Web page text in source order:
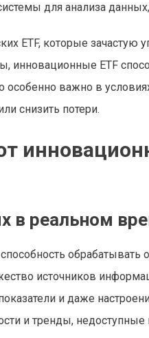
для анализа
ETF, которые
инновационные ETF
важно в
снизить потери.
в реальном
источников
и даже
и тренды, недоступные